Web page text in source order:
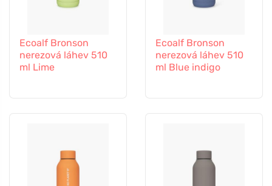
Ecoalf Bronson
nerezová láhev 510
ml Lime
Ecoalf Bronson
nerezová láhev 510
ml Blue indigo